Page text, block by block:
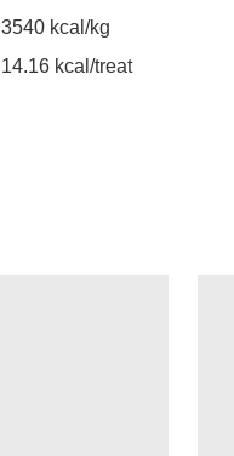
3540 kcal/kg
14.16 kcal/treat